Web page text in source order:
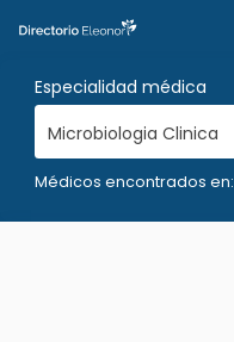
Especialidad médica
Microbiologia Clinica
Médicos encontrados en: